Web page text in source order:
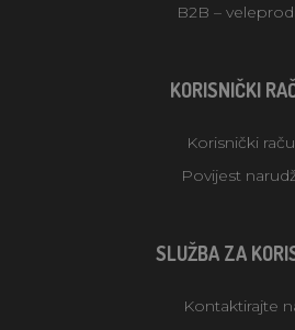
B2B –
KORISNIČKI
Korisnički
Povijest
SLUŽBA ZA
Kontaktirajte